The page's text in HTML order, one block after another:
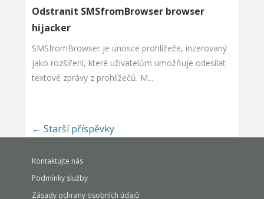
Odstranit SMSfromBrowser browser
hijacker
SMSfromBrowser je únosce prohlížeče, inzerovaný
jako rozšíření, které uživatelům umožňuje odesílat
textové zprávy z prohlížečů. M...
← Starší příspěvky
Kontaktujte nás
Podmínky služby
Zásady ochrany osobních údajů